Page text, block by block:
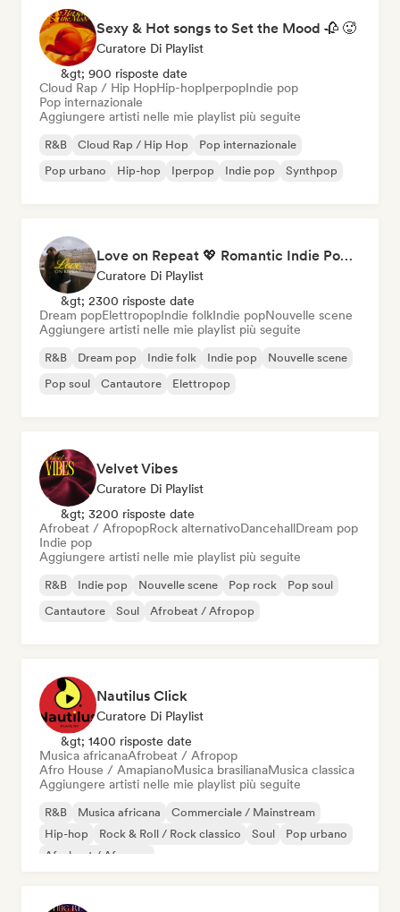
Sexy & Hot songs to Set the Mood 🥀 🥵
Curatore Di Playlist
&gt; 900 risposte date
Cloud Rap / Hip HopHip-hopIperpopIndie pop
Pop internazionale
Aggiungere artisti nelle mie playlist più seguite
R&B Cloud Rap / Hip Hop
Pop internazionale
Pop urbano
Hip-hop Iperpop Indie pop Synthpop
Love on Repeat 💖 Romantic Indie Pop, Neo Soul & Singer-Songwriter
Curatore Di Playlist
&gt; 2300 risposte date
Dream popElettropopIndie folkIndie popNouvelle scene
Aggiungere artisti nelle mie playlist più seguite
R&B Dream pop Indie folk Indie pop
Nouvelle scene
Pop soul
Cantautore Elettropop
Velvet Vibes
Curatore Di Playlist
&gt; 3200 risposte date
Afrobeat / AfropopRock alternativoDancehallDream pop
Indie pop
Aggiungere artisti nelle mie playlist più seguite
R&B Indie pop Nouvelle scene Pop rock
Pop soul
Cantautore
Soul Afrobeat / Afropop
Nautilus Click
Curatore Di Playlist
&gt; 1400 risposte date
Musica africanaAfrobeat / Afropop
Afro House / AmapianoMusica brasilianaMusica classica
Aggiungere artisti nelle mie playlist più seguite
R&B Musica africana
Commerciale / Mainstream
Hip-hop
Rock & Roll / Rock classico Soul
Pop urbano
Afrobeat / Afropop